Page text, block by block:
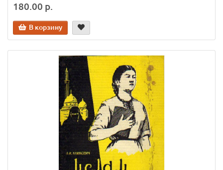
180.00 р.
В корзину